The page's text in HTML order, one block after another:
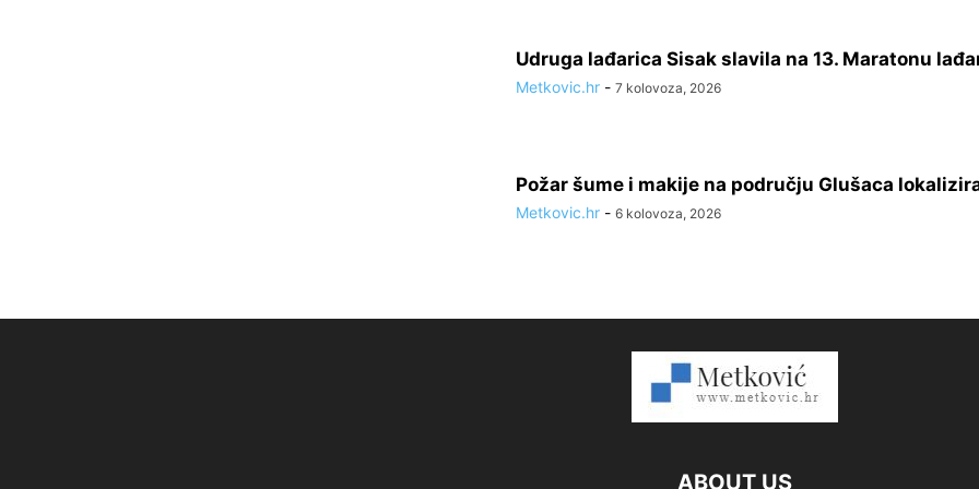
Udruga lađarica Sisak slavila na 13. Maratonu
Metkovic.hr - 7 kolovoza, 2026
Požar šume i makije na području Glušaca
Metkovic.hr - 6 kolovoza, 2026
ABOUT US